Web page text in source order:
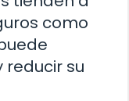
como
su